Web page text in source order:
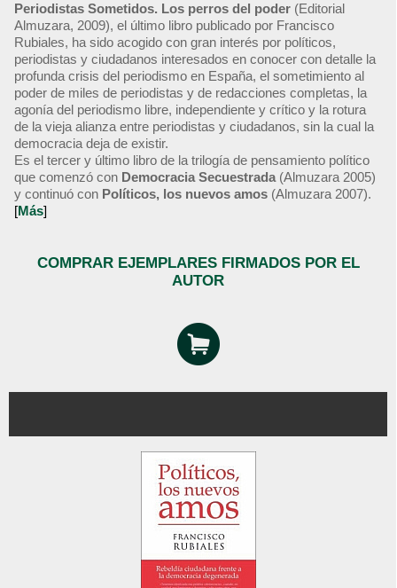
Periodistas Sometidos. Los perros del poder (Editorial
Almuzara, 2009), el último libro publicado por Francisco
Rubiales, ha sido acogido con gran interés por políticos,
periodistas y ciudadanos interesados en conocer con detalle la
profunda crisis del periodismo en España, el sometimiento al
poder de miles de periodistas y de redacciones completas, la
agonía del periodismo libre, independiente y crítico y la rotura
de la vieja alianza entre periodistas y ciudadanos, sin la cual la
democracia deja de existir.
Es el tercer y último libro de la trilogía de pensamiento político
que comenzó con Democracia Secuestrada (Almuzara 2005)
y continuó con Políticos, los nuevos amos (Almuzara 2007).
[Más]
COMPRAR EJEMPLARES FIRMADOS POR EL
AUTOR